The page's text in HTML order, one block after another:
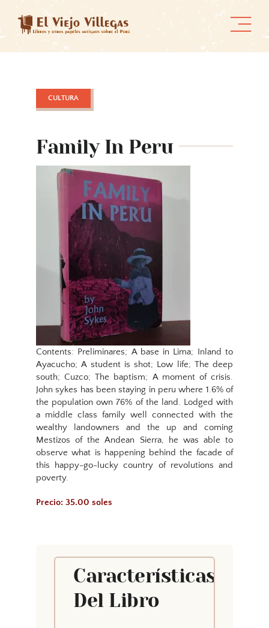
content
CULTURA
Family In Peru
Contents: Preliminares; A base in Lima; Inland to
Ayacucho; A student is shot; Low life; The deep
south; Cuzco; The baptism; A moment of crisis.
John sykes has been staying in peru where 1.6% of
the population own 76% of the land. Lodged with
a middle class family well connected with the
wealthy landowners and the up and coming
Mestizos of the Andean Sierra, he was able to
observe what is happening behind the facade of
this happy-go-lucky country of revolutions and
poverty.
Precio: 35.00 soles
Características
Del Libro